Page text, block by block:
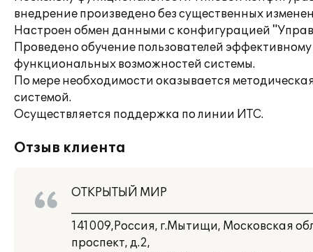
внедрение произведено без существенных
Настроен обмен данными с конфигурацией
Проведено обучение пользователей
функциональных возможностей системы.
По мере необходимости оказывается
системой.
Осуществляется поддержка по линии ИТС.
Отзыв клиента
ОТКРЫТЫЙ МИР
141009,Россия, г.Мытищи, Московская
проспект, д.2,